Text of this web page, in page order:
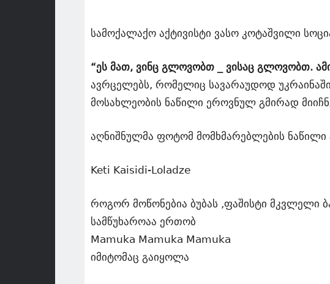
სამოქალაქო აქტივისტი ვასო კოტაშვილი
“ეს მათ, ვინც გლოვობთ _ ვისაც გლოვობთ.
ავრცელებს, რომელიც სავარაუდოდ
მოსახლეობის ნაწილი ეროვნულ გმირად
აღნიშნულმა ფოტომ მომხმარებლების
Keti Kaisidi-Loladze
როგორ მოწონებია ბუბას ,ფაშისტი მკვლელი
სამწუხაროაა ერთობ
Mamuka Mamuka Mamuka
იმიტომაც გაიყოლა